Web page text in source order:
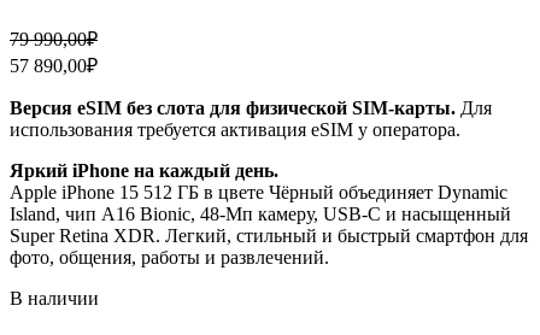
79 990,00₽
Первоначальная
цена
составляла
79
990,00₽.
57 890,00₽
Текущая
цена:
57
890,00₽.
Версия eSIM без слота для физической SIM-карты. Для
использования требуется активация eSIM у оператора.
Яркий iPhone на каждый день.
Apple iPhone 15 512 ГБ в цвете Чёрный объединяет Dynamic
Island, чип A16 Bionic, 48‑Мп камеру, USB‑C и насыщенный
Super Retina XDR. Легкий, стильный и быстрый смартфон для
фото, общения, работы и развлечений.
В наличии